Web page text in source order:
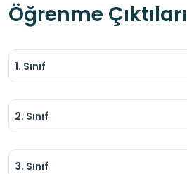
Öğrenme Çıktıları
1. Sınıf
2. Sınıf
3. Sınıf